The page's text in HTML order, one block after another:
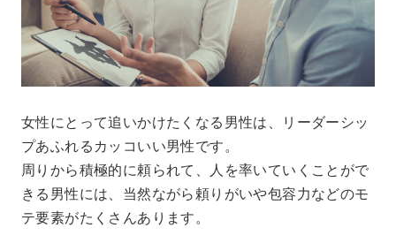
女性にとって追いかけたくなる男性は、リーダーシッ
プあふれるカッコいい男性です。
周りから積極的に頼られて、人を率いていくことがで
きる男性には、当然ながら頼りがいや包容力などのモ
テ要素がたくさんあります。